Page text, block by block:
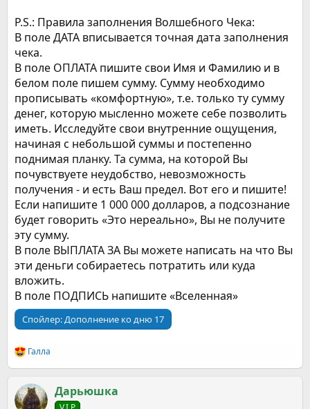
P.S.: Правила заполнения Волшебного Чека:
В поле ДАТА вписывается точная дата заполнения
чека.
В поле ОПЛАТА пишите свои Имя и Фамилию и в
белом поле пишем сумму. Сумму необходимо
прописывать «комфортную», т.е. только ту сумму
денег, которую мысленно можете себе позволить
иметь. Исследуйте свои внутренние ощущения,
начиная с небольшой суммы и постепенно
поднимая планку. Та сумма, на которой Вы
почувствуете неудобство, невозможность
получения - и есть Ваш предел. Вот его и пишите!
Если напишите 1 000 000 долларов, а подсознание
будет говорить «Это нереально», Вы не получите
эту сумму.
В поле ВЫПЛАТА ЗА Вы можете написать на что Вы
эти деньги собираетесь потратить или куда
вложить.
В поле ПОДПИСЬ напишите «Вселенная»
Спойлер:Дополнение ко дню 17
Р
е
к
ц
Галла
Дарьюшка